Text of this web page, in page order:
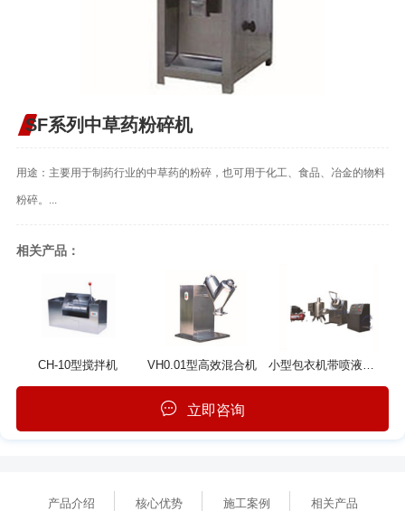
SF系列中草药粉碎机
用途：主要用于制药行业的中草药的粉碎，也可用于化工、食品、冶金的物料
粉碎。...
相关产品：
CH-10型搅拌机 VH0.01型高效混合机
立即咨询
产品介绍 核心优势 施工案例 相关产品